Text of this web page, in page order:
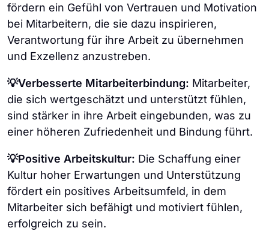
fördern ein Gefühl von Vertrauen und Motivation
bei Mitarbeitern, die sie dazu inspirieren,
Verantwortung für ihre Arbeit zu übernehmen
und Exzellenz anzustreben.
💡Verbesserte Mitarbeiterbindung: Mitarbeiter,
die sich wertgeschätzt und unterstützt fühlen,
sind stärker in ihre Arbeit eingebunden, was zu
einer höheren Zufriedenheit und Bindung führt.
💡Positive Arbeitskultur: Die Schaffung einer
Kultur hoher Erwartungen und Unterstützung
fördert ein positives Arbeitsumfeld, in dem
Mitarbeiter sich befähigt und motiviert fühlen,
erfolgreich zu sein.